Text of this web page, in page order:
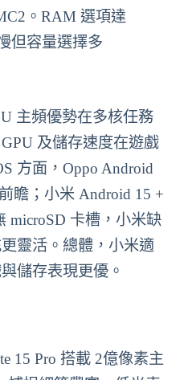
。RAM 選項達
但容量選擇多
主頻優勢在多核任務
及儲存速度在遊戲
方面，Oppo Android
瞻；小米 Android 15 +
microSD 卡槽，小米缺
靈活。總體，小米適
儲存表現更優。
15 Pro 搭載 2億像素主